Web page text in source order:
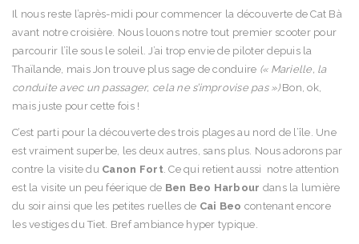
Il nous reste l’après-midi pour commencer la découverte de Cat Bà
avant notre croisière. Nous louons notre tout premier scooter pour
parcourir l’île sous le soleil. J’ai trop envie de piloter depuis la
Thaïlande, mais Jon trouve plus sage de conduire (« Marielle, la
conduite avec un passager, cela ne s’improvise pas ») Bon, ok,
mais juste pour cette fois !
C’est parti pour la découverte des trois plages au nord de l’île. Une
est vraiment superbe, les deux autres, sans plus. Nous adorons par
contre la visite du Canon Fort. Ce qui retient aussi notre attention
est la visite un peu féerique de Ben Beo Harbour dans la lumière
du soir ainsi que les petites ruelles de Cai Beo contenant encore
les vestiges du Tiet. Bref ambiance hyper typique.